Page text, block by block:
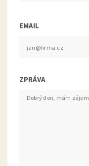
EMAIL
ZPRÁVA